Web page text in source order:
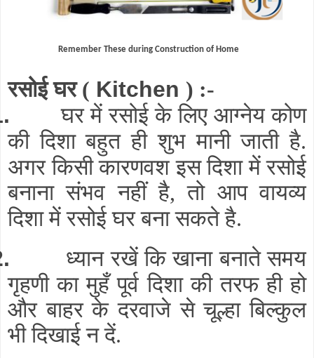
Remember These during Construction of Home
रसोई घर( Kitchen ) :-
घर में रसोई के लिए आग्नेय कोण
की दिशा बहुत ही शुभ मानी जाती है.
अगर किसी कारणवश इस दिशा में रसोई
बनाना संभव नहीं है, तो आप वायव्य
दिशा में रसोई घर बना सकते है.
ध्यान रखें कि खाना बनाते समय
गृहणी का मुहँ पूर्व दिशा की तरफ ही हो
और बाहर के दरवाजे से चूल्हा बिल्कुल
भी दिखाई न दें.